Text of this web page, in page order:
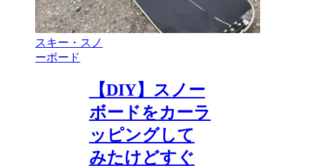
スキー・スノ
ーボード
【DIY】スノー
ボードをカーラ
ッピングして
みたけどすぐ